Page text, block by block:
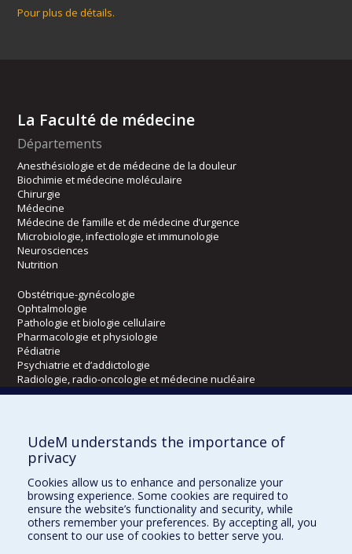
Pour plus de détails.
La Faculté de médecine
Départements
Anesthésiologie et de médecine de la douleur
Biochimie et médecine moléculaire
Chirurgie
Médecine
Médecine de famille et de médecine d’urgence
Microbiologie, infectiologie et immunologie
Neurosciences
Nutrition
Obstétrique-gynécologie
Ophtalmologie
Pathologie et biologie cellulaire
Pharmacologie et physiologie
Pédiatrie
Psychiatrie et d’addictologie
Radiologie, radio-oncologie et médecine nucléaire
Écoles
Kinésiologie et des sciences de l’activité physique
Orthophonie et audiologie
Réadaptation
Directions
DPC
UdeM understands the importance of
privacy
Cookies allow us to enhance and personalize your
browsing experience. Some cookies are required to
ensure the website’s functionality and security, while
others remember your preferences. By accepting all, you
consent to our use of cookies to better serve you.